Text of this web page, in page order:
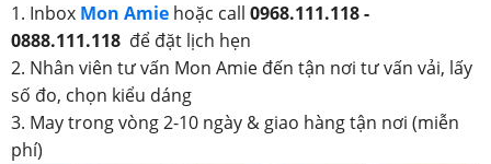
1. Inbox Mon Amie hoặc call 0968.111.118 -
0888.111.118 để đặt lịch hẹn
2. Nhân viên tư vấn Mon Amie đến tận nơi tư vấn vải, lấy
số đo, chọn kiểu dáng
3. May trong vòng 2-10 ngày & giao hàng tận nơi (miễn
phí)